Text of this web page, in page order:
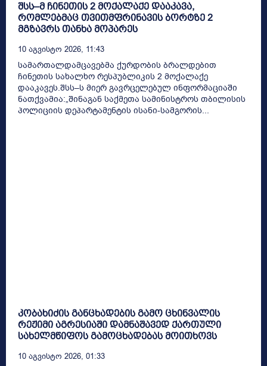
შსს–მ ჩინეთის 2 მოქალაქე დააკავა,
რომლებმაც თვითმფრინავის ბორტზე 2
მგზავრს თანხა მოპარეს
10 Აგვისტო 2026, 11:43
სამართალდამცავებმა ქურდობის ბრალდებით
ჩინეთის სახალხო რესპუბლიკის 2 მოქალაქე
დააკავეს.შსს–ს მიერ გავრცელებულ ინფორმაციაში
ნათქვამია:„შინაგან საქმეთა სამინისტროს თბილისის
პოლიციის დეპარტამენტის ისანი-სამგორის...
კობახიძის განცხადების გამო ცხინვალის
რეჟიმი აგრესიაში დამნაშავედ ქართული
სახელმწიფოს გამოცხადებას მოითხოვს
10 Აგვისტო 2026, 01:33